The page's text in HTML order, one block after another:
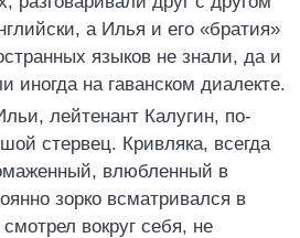
а Илья и его «братия»
языков не знали, да и
иногда на гаванском диалекте.
лейтенант Калугин, по-
стервец. Кривляка, всегда
влюбленный в
зорко всматривался в
вокруг себя, не